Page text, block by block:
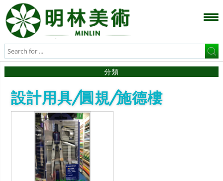
分類
設計用具/圓規/施德樓